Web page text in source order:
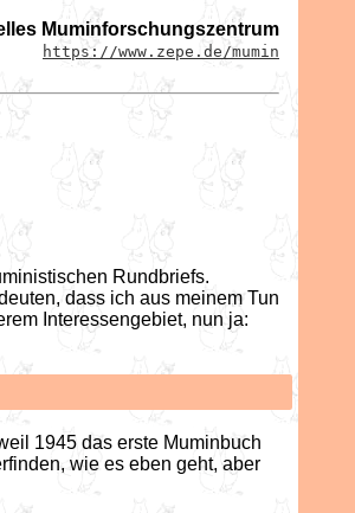
Muminforschungszentrum
https://www.zepe.de/mumin
Rundbriefs.
dass ich aus meinem Tun
Interessengebiet, nun ja:
1945 das erste Muminbuch
wie es eben geht, aber